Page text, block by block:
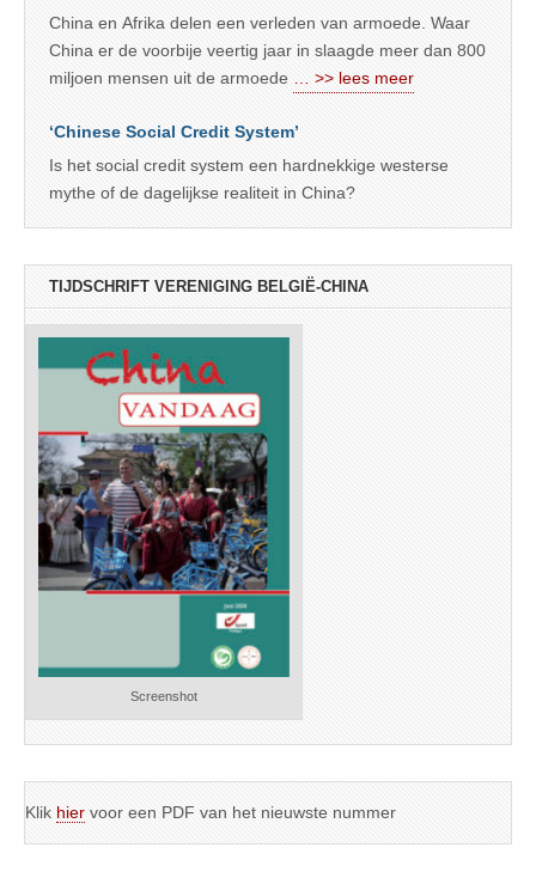
China en Afrika delen een verleden van armoede. Waar
China er de voorbije veertig jaar in slaagde meer dan 800
miljoen mensen uit de armoede
… >> lees meer
‘Chinese Social Credit System’
Is het social credit system een hardnekkige westerse
mythe of de dagelijkse realiteit in China?
TIJDSCHRIFT VERENIGING BELGIË-CHINA
Screenshot
Klik hier voor een PDF van het nieuwste nummer